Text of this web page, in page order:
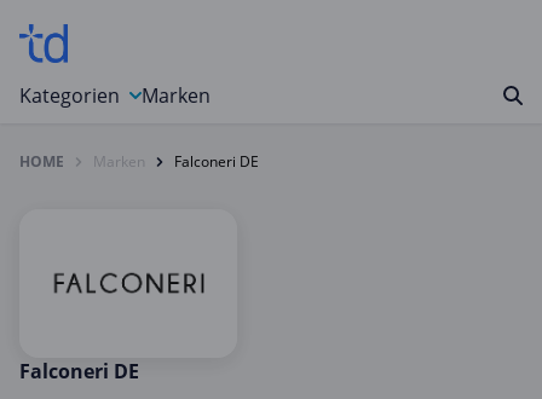
Kategorien
Auto, Motorrad & Werkzeuge
Computer & Elektronik
Essen & Trinken
Marken
HOME Marken Falconeri DE
Falconeri DE